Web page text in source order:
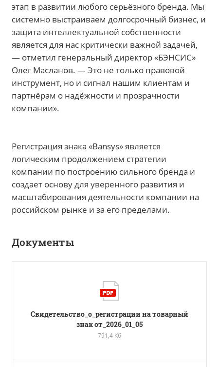
этап в развитии любого серьёзного бренда. Мы
системно выстраиваем долгосрочный бизнес, и
защита интеллектуальной собственности
является для нас критически важной задачей,
— отметил генеральный директор «БЭНСИС»
Олег Масланов. — Это не только правовой
инструмент, но и сигнал нашим клиентам и
партнёрам о надёжности и прозрачности
компании».
Регистрация знака «Bansys» является
логическим продолжением стратегии
компании по построению сильного бренда и
создает основу для уверенного развития и
масштабирования деятельности компании на
российском рынке и за его пределами.
Документы
Свидетельство_о_регистрации на товарный
знак от_2026_01_05
791,4 Кб